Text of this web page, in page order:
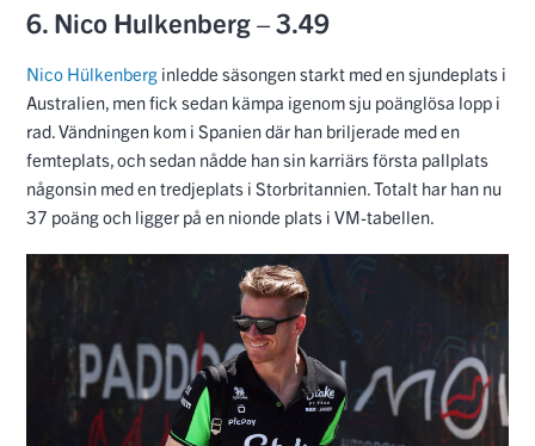
37 poäng och ligger på en nionde plats i VM-tabellen.
5. Charles Leclerc – 3.62
Charles Leclerc
hamnar på en femteplats i omröstningen,